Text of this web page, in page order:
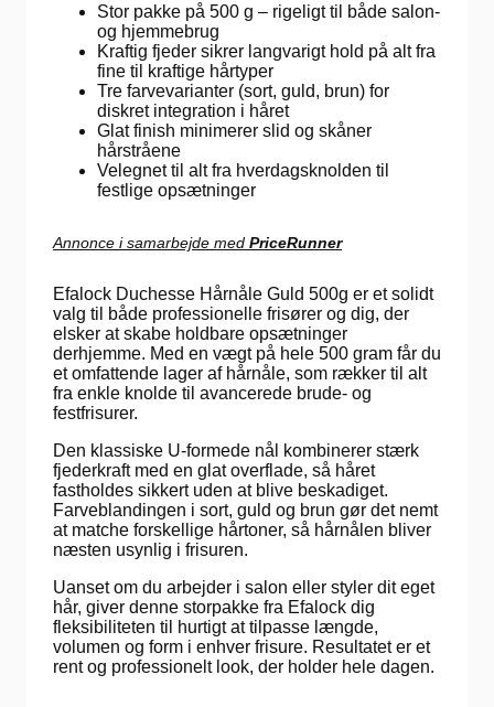
Stor pakke på 500 g – rigeligt til både salon-
og hjemmebrug
Kraftig fjeder sikrer langvarigt hold på alt fra
fine til kraftige hårtyper
Tre farvevarianter (sort, guld, brun) for
diskret integration i håret
Glat finish minimerer slid og skåner
hårstråene
Velegnet til alt fra hverdagsknolden til
festlige opsætninger
Annonce i samarbejde med PriceRunner
Efalock Duchesse Hårnåle Guld 500g er et solidt
valg til både professionelle frisører og dig, der
elsker at skabe holdbare opsætninger
derhjemme. Med en vægt på hele 500 gram får du
et omfattende lager af hårnåle, som rækker til alt
fra enkle knolde til avancerede brude- og
festfrisurer.
Den klassiske U-formede nål kombinerer stærk
fjederkraft med en glat overflade, så håret
fastholdes sikkert uden at blive beskadiget.
Farveblandingen i sort, guld og brun gør det nemt
at matche forskellige hårtoner, så hårnålen bliver
næsten usynlig i frisuren.
Uanset om du arbejder i salon eller styler dit eget
hår, giver denne storpakke fra Efalock dig
fleksibiliteten til hurtigt at tilpasse længde,
volumen og form i enhver frisure. Resultatet er et
rent og professionelt look, der holder hele dagen.